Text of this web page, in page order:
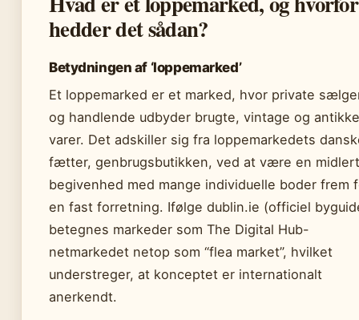
hedder det sådan?
Betydningen af ‘loppemarked’
Et loppemarked er et marked, hvor private
og handlende udbyder brugte, vintage og antikke
varer. Det adskiller sig fra loppemarkedets
fætter, genbrugsbutikken, ved at være en
begivenhed med mange individuelle boder frem
en fast forretning. Ifølge dublin.ie (officiel
betegnes markeder som The Digital Hub-
netmarkedet netop som “flea market”, hvilket
understreger, at konceptet er internationalt
anerkendt.